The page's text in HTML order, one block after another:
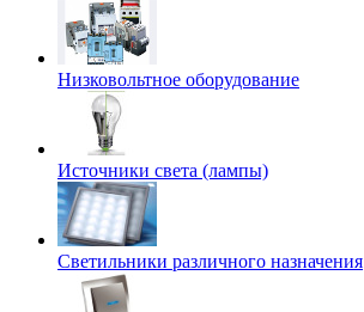
Низковольтное оборудование
Источники света (лампы)
Светильники различного назначения